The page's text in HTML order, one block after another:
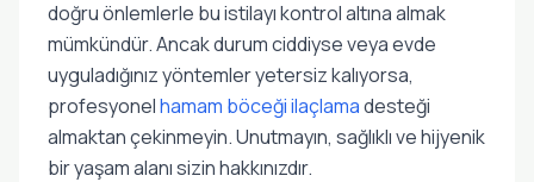
doğru önlemlerle bu istilayı kontrol altına almak
mümkündür. Ancak durum ciddiyse veya evde
uyguladığınız yöntemler yetersiz kalıyorsa,
profesyonelhamam böceği ilaçlamadesteği
almaktan çekinmeyin. Unutmayın, sağlıklı ve hijyenik
bir yaşam alanı sizin hakkınızdır.